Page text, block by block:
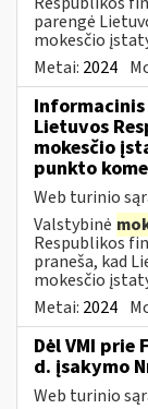
parengė
mokesčio
Metai: 2024
Lietuvos
mokesčio
punkto
Web turinio
Valstybinė
Respublikos
praneša, kad
mokesčio
Metai: 2024
Dėl VMI prie
d. įsakymo
Web turinio